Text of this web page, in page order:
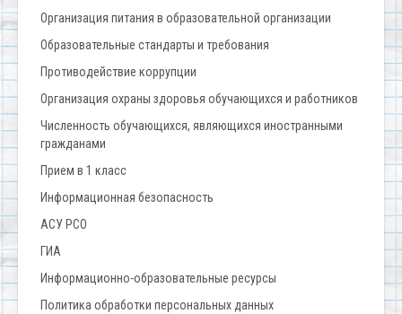
Организация питания в образовательной организации
Образовательные стандарты и требования
Противодействие коррупции
Организация охраны здоровья обучающихся и работников
Численность обучающихся, являющихся иностранными
гражданами
Прием в 1 класс
Информационная безопасность
АСУ РСО
ГИА
Информационно-образовательные ресурсы
Политика обработки персональных данных